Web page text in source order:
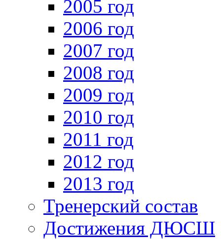
2005 год
2006 год
2007 год
2008 год
2009 год
2010 год
2011 год
2012 год
2013 год
Тренерский состав
Достижения ДЮСШ